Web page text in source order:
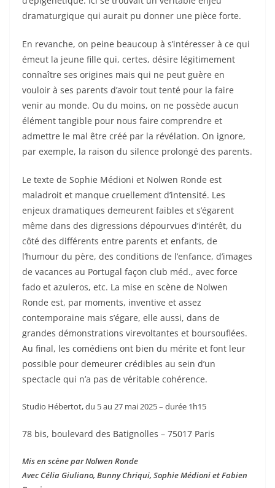
dramaturgique qui aurait pu donner une pièce forte.
En revanche, on peine beaucoup à s’intéresser à ce qui
émeut la jeune fille qui, certes, désire légitimement
connaître ses origines mais qui ne peut guère en
vouloir à ses parents d’avoir tout tenté pour la faire
venir au monde. Ou du moins, on ne possède aucun
élément tangible pour nous faire comprendre et
admettre le mal être créé par la révélation. On ignore,
par exemple, la raison du silence prolongé des parents.
Le texte de Sophie Médioni et Nolwen Ronde est
maladroit et manque cruellement d’intensité. Les
enjeux dramatiques demeurent faibles et s’égarent
même dans des digressions dépourvues d’intérêt, du
côté des différents entre parents et enfants, de
l’humour du père, des conditions de l’enfance, d’images
de vacances au Portugal façon club méd., avec force
fado et azuleros, etc. La mise en scène de Nolwen
Ronde est, par moments, inventive et assez
contemporaine mais s’égare, elle aussi, dans de
grandes démonstrations virevoltantes et boursouflées.
Au final, les comédiens ont bien du mérite et font leur
possible pour demeurer crédibles au sein d’un
spectacle qui n’a pas de véritable cohérence.
Studio Hébertot, du 5 au 27 mai 2025 – durée 1h15
78 bis, boulevard des Batignolles – 75017 Paris
Mis en scène par Nolwen Ronde
Avec Célia Giuliano, Bunny Chriqui, Sophie Médioni et Fabien